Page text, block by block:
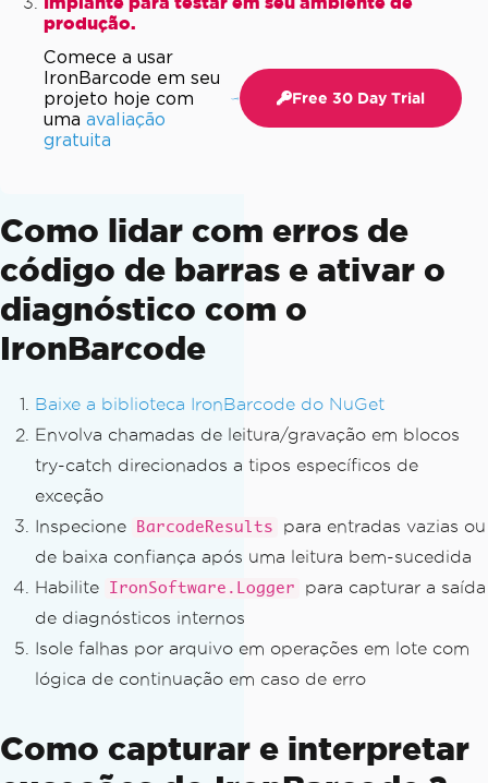
produção.
Comece a usar
IronBarcode em seu
projeto hoje com
uma avaliação
gratuita
Free 30 Day Trial
Como lidar com erros de
código de barras e ativar o
diagnóstico com o
IronBarcode
Baixe a biblioteca IronBarcode do NuGet
Envolva chamadas de leitura/gravação em blocos
try-catch direcionados a tipos específicos de
exceção
Inspecione
BarcodeResults
para entradas vazias ou
de baixa confiança após uma leitura bem-sucedida
Habilite
IronSoftware.Logger
para capturar a saída
de diagnósticos internos
Isole falhas por arquivo em operações em lote com
lógica de continuação em caso de erro
Como capturar e interpretar